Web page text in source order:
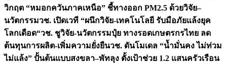
วิกฤต “หมอกควันภาคเหนือ” ชี้ทางออก PM2.5 ด้วยวิจัย–
นวัตกรรมวช. เปิดเวที “ผนึกวิจัย-เทคโนโลยี รับมือภัยแล้งยุค
โลกเดือด“วช. ชูวิจัย-นวัตกรรมปุ๋ย ทางรอดเกษตรกรไทย ลด
ต้นทุนการผลิต-เพิ่มความยั่งยืนวช. ดันโมเดล “น้ำมั่นคง ไม่ท่วม
ไม่แล้ง” ปั้นต้นแบบสงขลา–พัทลุง ตั้งเป้าช่วย 1.2 แสนครัวเรือน